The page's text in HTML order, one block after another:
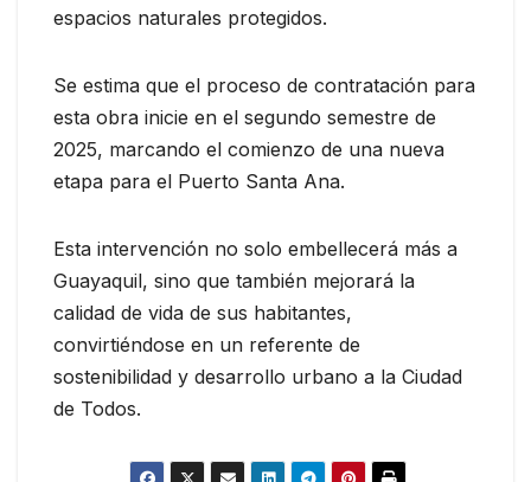
espacios naturales protegidos.
Se estima que el proceso de contratación para
esta obra inicie en el segundo semestre de
2025, marcando el comienzo de una nueva
etapa para el Puerto Santa Ana.
Esta intervención no solo embellecerá más a
Guayaquil, sino que también mejorará la
calidad de vida de sus habitantes,
convirtiéndose en un referente de
sostenibilidad y desarrollo urbano a la Ciudad
de Todos.